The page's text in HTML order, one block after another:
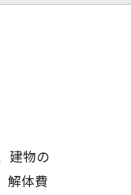
建物の
解体費